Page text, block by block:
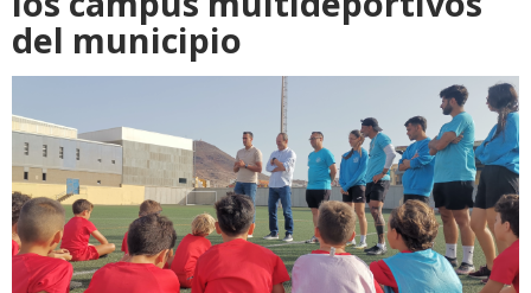
del municipio